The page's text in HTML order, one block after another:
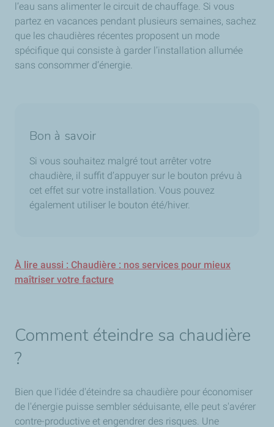
l’eau sans alimenter le circuit de chauffage. Si vous
partez en vacances pendant plusieurs semaines, sachez
que les chaudières récentes proposent un mode
spécifique qui consiste à garder l’installation allumée
sans consommer d’énergie.
Bon à savoir
Si vous souhaitez malgré tout arrêter votre
chaudière, il suffit d’appuyer sur le bouton prévu à
cet effet sur votre installation. Vous pouvez
également utiliser le bouton été/hiver.
À lire aussi : Chaudière : nos services pour mieux
maîtriser votre facture
Comment éteindre sa chaudière
?
Bien que l'idée d'éteindre sa chaudière pour économiser
de l'énergie puisse sembler séduisante, elle peut s'avérer
contre-productive et engendrer des risques. Une